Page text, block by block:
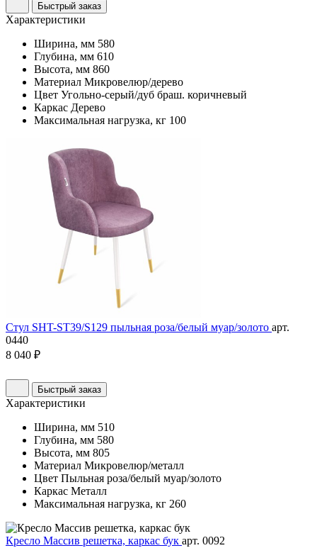
Быстрый заказ
Характеристики
Ширина, мм 580
Глубина, мм 610
Высота, мм 860
Материал Микровелюр/дерево
Цвет Угольно-серый/дуб браш. коричневый
Каркас Дерево
Максимальная нагрузка, кг 100
Стул SHT-ST39/S129 пыльная роза/белый муар/золото арт.
0440
8 040 ₽
Быстрый заказ
Характеристики
Ширина, мм 510
Глубина, мм 580
Высота, мм 805
Материал Микровелюр/металл
Цвет Пыльная роза/белый муар/золото
Каркас Металл
Максимальная нагрузка, кг 260
Кресло Массив решетка, каркас бук арт. 0092